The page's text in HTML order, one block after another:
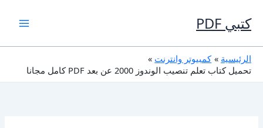
إلى
المحتوى
كتبي PDF
الرئيسية
كمبيوتر وانترنت
تحميل كتاب تعلم تنصيب الوندوز 2000 عن بعد PDF كامل مجانا